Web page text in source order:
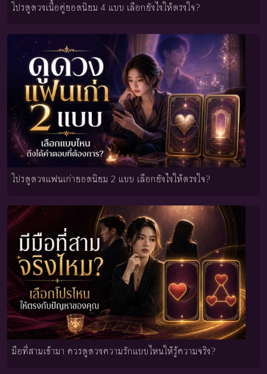
โปรดูดวงเนื้อคู่ยอดนิยม 4 แบบ เลือกยังไงให้ตรงใจ?
โปรดูดวงแฟนเก่ายอดนิยม 2 แบบ เลือกยังไงให้ตรงใจ?
มือที่สามเข้ามา ควรดูดวงความรักแบบไหนให้รู้ความจริง?